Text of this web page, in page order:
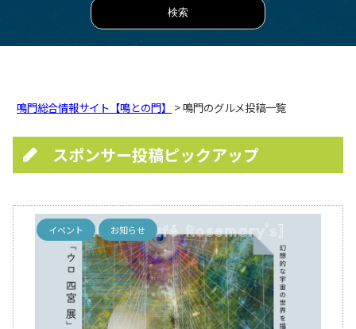
鳴門総合情報サイト【鳴との門】 > 鳴門のグルメ投稿一覧
スポンサー投稿ピックアップ
イベント お知らせ